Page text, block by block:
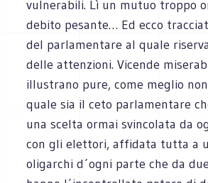
vulnerabili. Lì un mutuo troppo
debito pesante… Ed ecco
del parlamentare al quale
delle attenzioni. Vicende
illustrano pure, come meglio
quale sia il ceto parlamentare
una scelta ormai svincolata da
con gli elettori, affidata tutta a
oligarchi d´ogni parte che da